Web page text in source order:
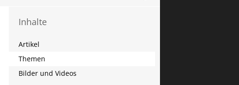
Inhalte
Artikel
Themen
Bilder und Videos